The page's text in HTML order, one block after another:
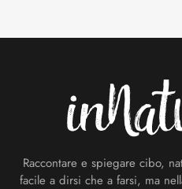
Raccontare e spiegare cibo,
facile a dirsi che a farsi, ma